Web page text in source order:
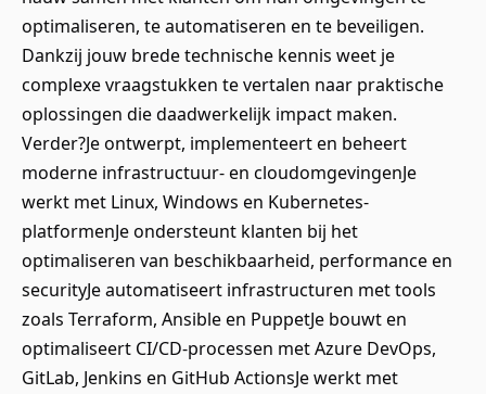
optimaliseren, te automatiseren en te beveiligen.
Dankzij jouw brede technische kennis weet je
complexe vraagstukken te vertalen naar praktische
oplossingen die daadwerkelijk impact maken.
Verder?Je ontwerpt, implementeert en beheert
moderne infrastructuur- en cloudomgevingenJe
werkt met Linux, Windows en Kubernetes-
platformenJe ondersteunt klanten bij het
optimaliseren van beschikbaarheid, performance en
securityJe automatiseert infrastructuren met tools
zoals Terraform, Ansible en PuppetJe bouwt en
optimaliseert CI/CD-processen met Azure DevOps,
GitLab, Jenkins en GitHub ActionsJe werkt met